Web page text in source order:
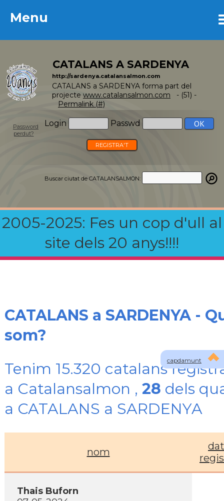
Menu
CATALANS A SARDENYA
http://sardenya.catalansalmon.com
CATALANS a SARDENYA forma part del
projecte www.catalansalmon.com - (51) -
Permalink (#)
Login Passwd
Password
perdut?
REGISTRA'T
Buscar ciutat de CATALANSALMON:
2005-2025: Fes un cop d'ull al
site dels 20 anys!!!!
Menu
capdamunt
CATALANS a SARDENYA -
som?
Tenim 15.320 catalans
a Catalansalmon , 28 dels
a CATALANS a SARDENYA
nom
Thais Buforn